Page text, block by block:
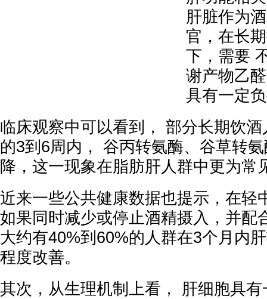
肝脏作为
官，在长
下，需要
谢产物乙
具有一定
临床观察中可以看到， 部分长期饮
的3到6周内， 谷丙转氨酶、谷草转
降，这一现象在脂肪肝人群中更为常
近来一些公共健康数据也提示，在轻
如果同时减少或停止酒精摄入，并配
大约有40%到60%的人群在3个月内
程度改善。
其次，从生理机制上看， 肝细胞具